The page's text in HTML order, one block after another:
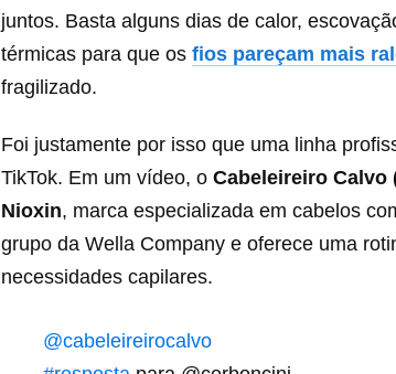
juntos. Basta alguns dias de calor,
térmicas para que os fios pareçam mais
fragilizado.
Foi justamente por isso que uma linha
TikTok. Em um vídeo, o Cabeleireiro Calvo
Nioxin, marca especializada em cabelos
grupo da Wella Company e oferece uma
necessidades capilares.
@cabeleireirocalvo